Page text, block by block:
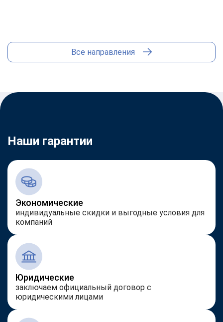
Все направления
Наши гарантии
Экономические
индивидуальные скидки и выгодные условия для
компаний
Юридические
заключаем официальный договор с
юридическими лицами